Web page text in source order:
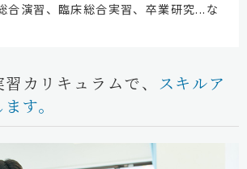
合演習、臨床総合実習、卒業研究...な
カリキュラムで、 スキルア
す。